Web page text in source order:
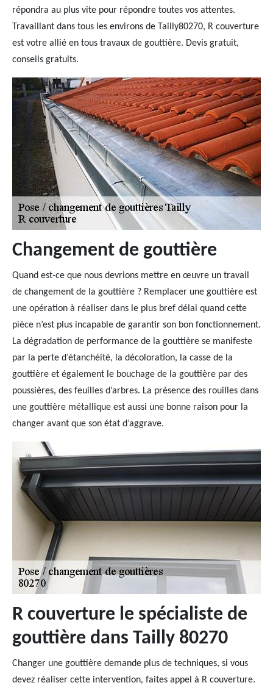
répondra au plus vite pour répondre toutes vos attentes.
Travaillant dans tous les environs de Tailly80270, R couverture
est votre allié en tous travaux de gouttière. Devis gratuit,
conseils gratuits.
Changement de gouttière
Quand est-ce que nous devrions mettre en œuvre un travail
de changement de la gouttière ? Remplacer une gouttière est
une opération à réaliser dans le plus bref délai quand cette
pièce n’est plus incapable de garantir son bon fonctionnement.
La dégradation de performance de la gouttière se manifeste
par la perte d’étanchéité, la décoloration, la casse de la
gouttière et également le bouchage de la gouttière par des
poussières, des feuilles d’arbres. La présence des rouilles dans
une gouttière métallique est aussi une bonne raison pour la
changer avant que son état d’aggrave.
R couverture le spécialiste de
gouttière dans Tailly 80270
Changer une gouttière demande plus de techniques, si vous
devez réaliser cette intervention, faites appel à R couverture.